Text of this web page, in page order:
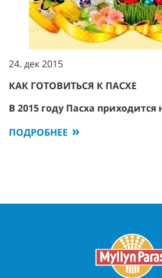
24. дек 2015
КАК ГОТОВИТЬСЯ К ПАСХЕ
В 2015 году Пасха приходится
ПОДРОБНЕЕ